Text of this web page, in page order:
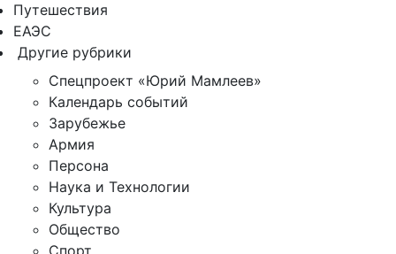
Путешествия
ЕАЭС
Другие рубрики
Спецпроект «Юрий Мамлеев»
Календарь событий
Зарубежье
Армия
Персона
Наука и Технологии
Культура
Общество
Спорт